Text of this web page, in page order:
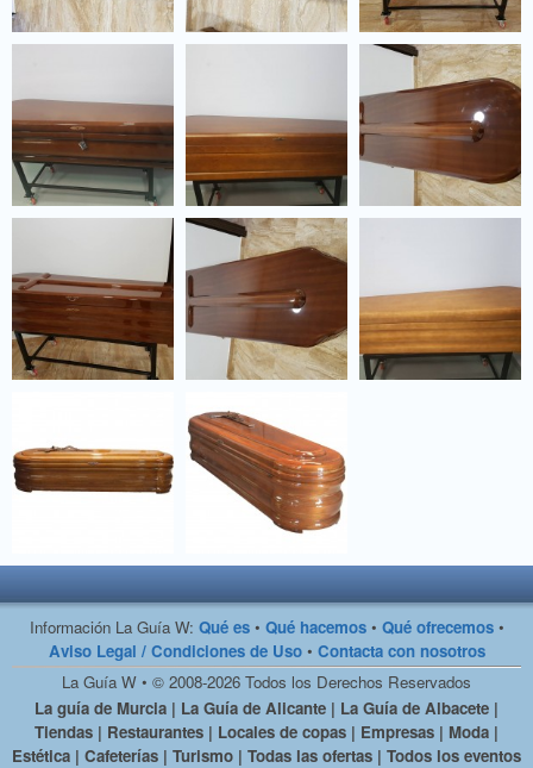
Información La Guía W: Qué es• Qué hacemos• Qué ofrecemos•
Aviso Legal / Condiciones de Uso• Contacta con nosotros
La Guía W • © 2008-2026 Todos los Derechos Reservados
La guía de Murcia | La Guía de Alicante | La Guía de Albacete |
Tiendas | Restaurantes | Locales de copas | Empresas | Moda |
Estética | Cafeterías | Turismo | Todas las ofertas | Todos los eventos